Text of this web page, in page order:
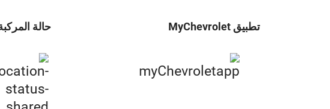
تطبيق MyChevrolet حالة